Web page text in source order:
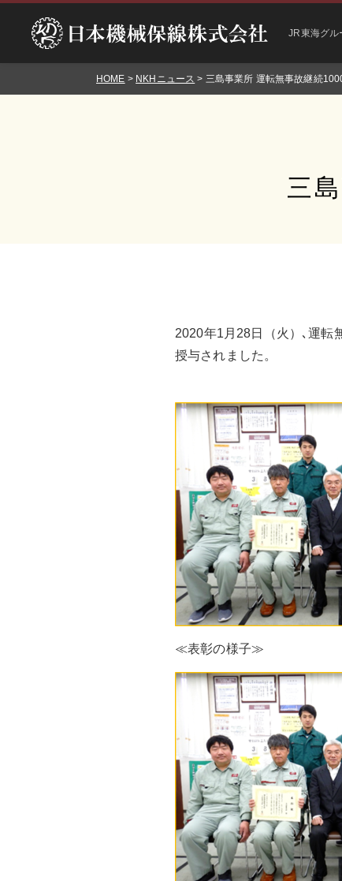
JR東海グル
HOME > NKHニュース > 三島事業所 運転無事故継続
三
2020年1月28日（火）､運転
授与されました。
≪表彰の様子≫